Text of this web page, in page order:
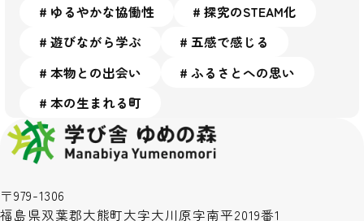
ゆるやかな協働性
探究のSTEAM化
遊びながら学ぶ
五感で感じる
本物との出会い
ふるさとへの思い
本の生まれる町
〒979-1306
福島県双葉郡大熊町大字大川原字南平2019番1